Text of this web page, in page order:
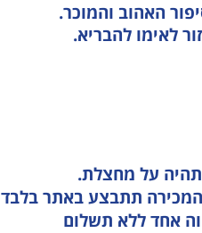
האהוב והמוכר.
לאימו להבריא.
תהיה על מחצלת.
תתבצע באתר בלבד
אחד ללא תשלום